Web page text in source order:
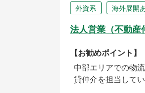
外資系 海外展開
法人営業（不動産
【お勧めポイント】
中部エリアでの物
貸仲介を担当してい